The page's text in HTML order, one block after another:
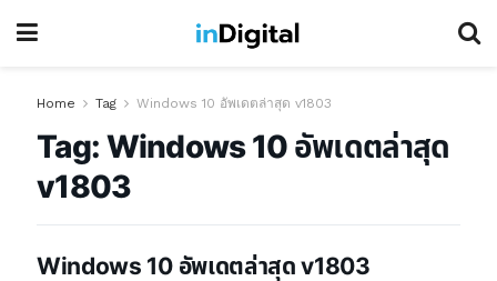
Home Tag Windows 10 อัพเดตล่าสุด v1803
Tag: Windows 10 อัพเดตล่าสุด
v1803
Windows 10 อัพเดตล่าสุด v1803